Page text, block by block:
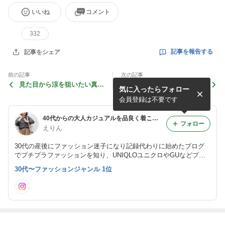
いいね
332
コメント
記事をシェア 記事を報告する
前の記事
見た目から涼を狙いたい真夏
次の記事
結婚15年目の夫婦旅に思う
こと
40代からの大人カジュアルを品良く着こなすファッションブログ
えりん
30代の産後にファッション迷子になり記録代わりに始めたブログ
でプチプラファッションを知り、UNIQLOユニクロやGUなどプチ
チプラはやりすぎ感なく品良く！を心がけ楽しんでいます。162cm
骨格ストレート&イエベ
気に入ったらフォロー
会員登録は不要です
フォロー
30代〜ファッションジャンル 1位